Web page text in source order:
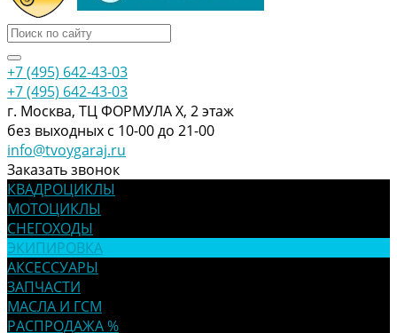
+7 (495) 642-43-03
+7 (495) 642-43-03
г. Москва, ТЦ ФОРМУЛА Х, 2 этаж
без выходных с 10-00 до 21-00
info@tvoygaraj.ru
Заказать звонок
КВАДРОЦИКЛЫ
МОТОЦИКЛЫ
СНЕГОХОДЫ
ЭКИПИРОВКА
АКСЕССУАРЫ
ЗАПЧАСТИ
МАСЛА И ГСМ
РАСПРОДАЖА %